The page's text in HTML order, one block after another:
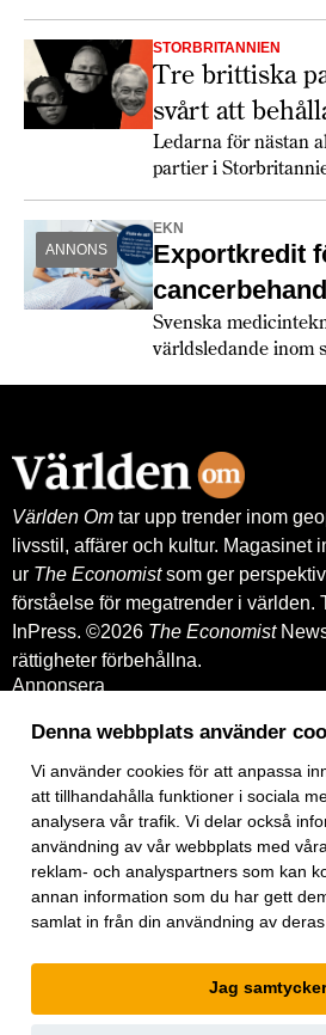
soffliggarna blir
STORBRITANNIEN
Tre brittiska
svårt att
Ledarna för nästan
partier i
ANNONS
EKN
Exportkredit
Svenska
världsledande inom
Världen Om tar upp trender inom
livsstil, affärer och kultur. Magasinet
ur The Economistsom ger
förståelse för megatrender i världen.
InPress. ©2026 The Economist
rättigheter förbehållna.
Annonsera
Kontakt
Köp tidigare nummer
www.inpress.com
E-tidningen
Om cookies
Vår integritetspolicy
Prenumerationsvillkor
E-tidningen
Facebook
Linkedin
Denna webbplats använder
Vi använder cookiesför att anpassa
att tillhandahålla funktioner i sociala
analysera vår trafik. Vi delar också
användning av vår webbplats med
reklam- och analyspartners som kan
annan information som du har gett
samlat in från din användning av deras
Jag samtycker